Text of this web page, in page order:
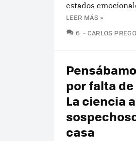
estados
LEER MÁS »
6 COMENTARIOS
CARLOS PREGO
por falta
La ciencia
casa